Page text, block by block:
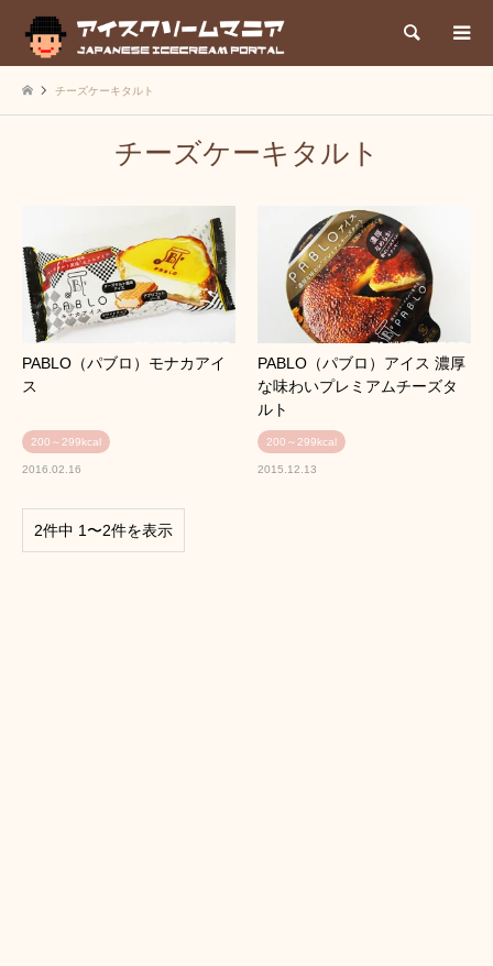
検索
チーズケーキタルト
チーズケーキタルト
PABLO（パブロ）モナカアイ
ス
200～299kcal
2016.02.16
PABLO（パブロ）アイス 濃厚
な味わいプレミアムチーズタ
ルト
200～299kcal
2015.12.13
2件中 1〜2件を表示